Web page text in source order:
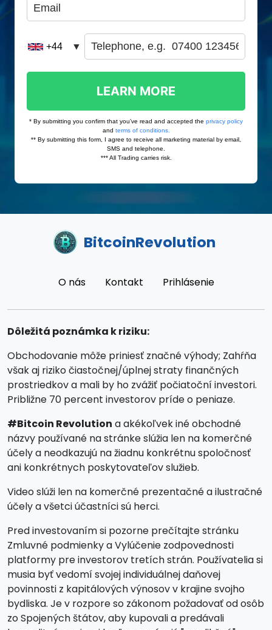
BitcoinRevolution
O nás Kontakt Prihlásenie
Dôležitá poznámka k riziku:
Obchodovanie môže priniesť značné výhody; Zahŕňa
však aj riziko čiastočnej/úplnej straty finančných
prostriedkov a mali by ho zvážiť počiatoční investori.
Približne 70 percent investorov príde o peniaze.
#Bitcoin Revolution a akékoľvek iné obchodné
názvy používané na stránke slúžia len na komerčné
účely a neodkazujú na žiadnu konkrétnu spoločnosť
ani konkrétnych poskytovateľov služieb.
Video slúži len na komerčné prezentačné a ilustračné
účely a všetci účastníci sú herci.
Pred investovaním si pozorne prečítajte stránku
Zmluvné podmienky a Vylúčenie zodpovednosti
platformy pre investorov tretích strán. Používatelia si
musia byť vedomí svojej individuálnej daňovej
povinnosti z kapitálových výnosov v krajine svojho
bydliska. Je v rozpore so zákonom požadovať od osôb
zo Spojených štátov, aby kupovali a predávali